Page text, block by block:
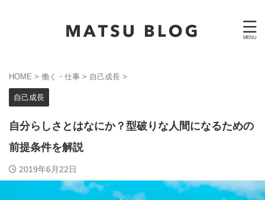
HOME > 働く・仕事 > 自己成長 >
自己成長
自分らしさとはなにか？型破りな人間になるための
前提条件を解説
2019年6月22日